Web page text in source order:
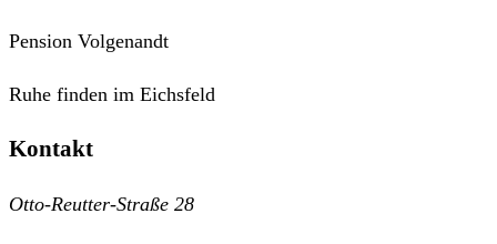
Pension Volgenandt
Ruhe finden im Eichsfeld
Kontakt
Otto-Reutter-Straße 28